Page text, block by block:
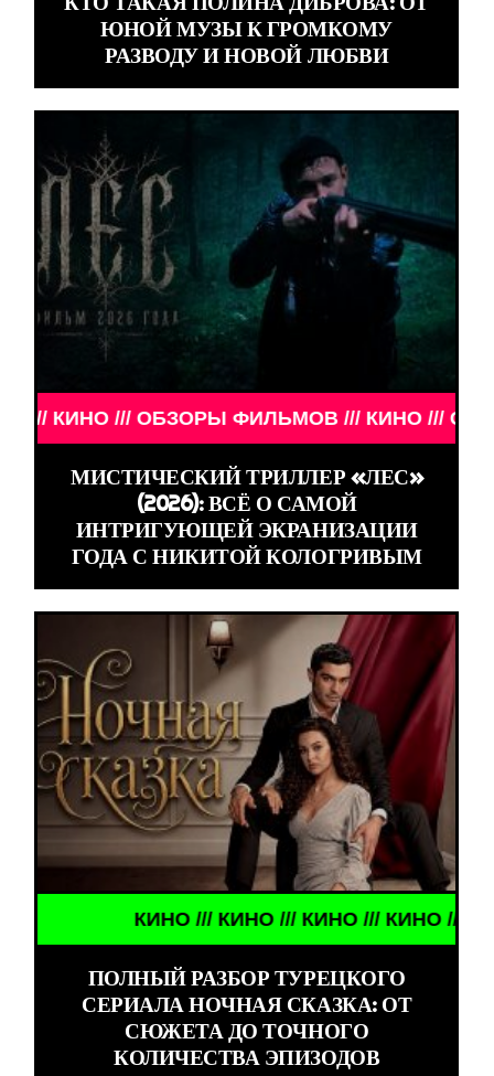
ЮНОЙ МУЗЫ К ГРОМКОМУ
РАЗВОДУ И НОВОЙ ЛЮБВИ
/// ОБЗОРЫ ФИЛЬМОВ /// КИНО /// ОБЗОРЫ
МИСТИЧЕСКИЙ ТРИЛЛЕР «ЛЕС»
(2026): ВСЁ О САМОЙ
ИНТРИГУЮЩЕЙ ЭКРАНИЗАЦИИ
ГОДА С НИКИТОЙ КОЛОГРИВЫМ
КИНО /// КИНО /// КИНО /// КИНО ///
ПОЛНЫЙ РАЗБОР ТУРЕЦКОГО
СЕРИАЛА НОЧНАЯ СКАЗКА: ОТ
СЮЖЕТА ДО ТОЧНОГО
КОЛИЧЕСТВА ЭПИЗОДОВ